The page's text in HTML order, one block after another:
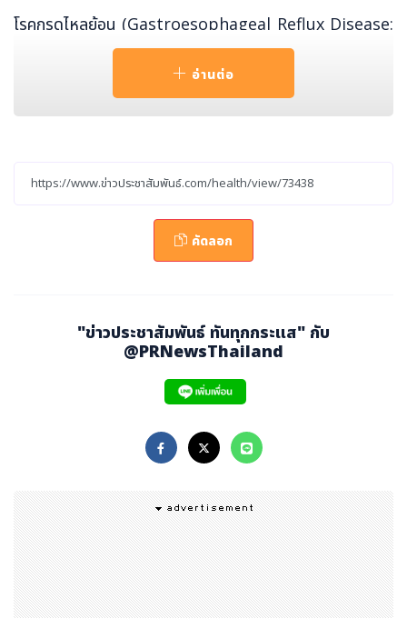
โรคกรดไหลย้อน (Gastroesophageal Reflux Disease:
GERD) คือ ภาวะที่น้ำย่อยหรือกรดในกระเพาะอาหารไหลย้อน
กลับขึ้นสู่หลอดอาหาร ก่อให้เกิดอาการระคายเคือง เช่น แสบร้
อนกลางอก เรอเปรี้ยว หรืออาการอื่น ๆ ที่รบกวนการใช้ชีวิตป
อดอาหารส่วนล่าง (Lower Esophageal Sphincter: LE
S) ที่ทำหน้าที่เปิด เพื่อให้อาหารผ่านลงกระเพาะอาหาร และปิ
ขึ้นมายังหลอดอาหารได้ง่าย นอกจากนี้ อาจเกิดจากการบีบตั
วของหลอดอาหารหรือกระเพาะอาหารผิดปกติ หรือมีโรคประ
นอกจากสาเหตุข้างต้น โรคกรดไหลย้อน สามารถเกิดได้จากพ
ฤติกรรมเสี่ยงในชีวิตประจำวัน โดยในปัจจุบัน คนไทยจำนวนม
งานที่มีวิถีชีวิตเร่งรีบ ซึ่งหลายคนอาจไม่รู้ตัว จึงไม่ปรับเปลี่ย
นพฤติกรรม ส่งผลให้อาการกรดไหลย้อนเกิดขึ้นซ้ำ ๆ และส่ง
ผลกระทบต่อคุณภาพชีวิตในหลาย ๆ ด้าน คุณอ๊อฟ ชัยนนท์ ห
าญคีรีรัตน์ ผู้ประกาศข่าวรุ่นใหม่ ซึ่งเป็นหนึ่งในผู้ที่ประสบกับโ
รคกรดไหลย้อนได้ออกมาแชร์ประสบการณ์ เพื่อเป็นแนวทางใ
อ่านต่อ
คัดลอก
"ข่าวประชาสัมพันธ์ ทันทุกกระแส" กับ
@PRNewsThailand